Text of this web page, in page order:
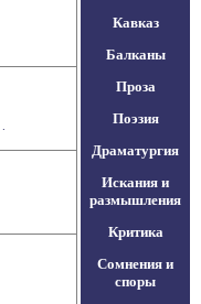
Кавказ
Балканы
Проза
Поэзия
Драматургия
Искания и
размышления
Критика
Сомнения и
споры